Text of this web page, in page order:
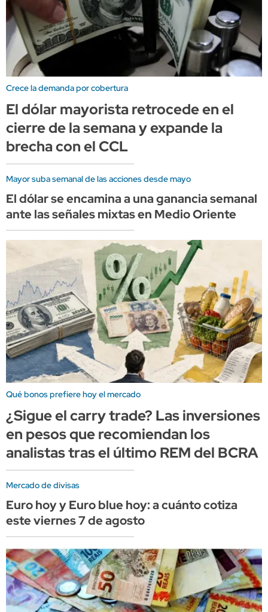
Crece la demanda por cobertura
El dólar mayorista retrocede en el
cierre de la semana y expande la
brecha con el CCL
Mayor suba semanal de las acciones desde mayo
El dólar se encamina a una ganancia semanal
ante las señales mixtas en Medio Oriente
Qué bonos prefiere hoy el mercado
¿Sigue el carry trade? Las inversiones
en pesos que recomiendan los
analistas tras el último REM del BCRA
Mercado de divisas
Euro hoy y Euro blue hoy: a cuánto cotiza
este viernes 7 de agosto